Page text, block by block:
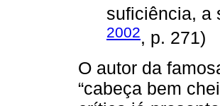
suficiência, a
2002, p. 271)
O autor da
“cabeça bem